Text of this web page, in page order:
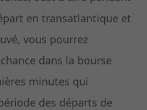
en transatlantique et
vous pourrez
dans la bourse
minutes qui
des départs de